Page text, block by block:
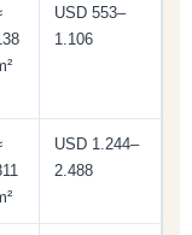
USD 553–
1.106
USD 1.244–
2.488